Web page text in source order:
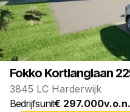
VERKOCHT
Fokko Kortlanglaan
3845 LC Harderwijk
Bedrijfsunit€ 297.000v.o.n.